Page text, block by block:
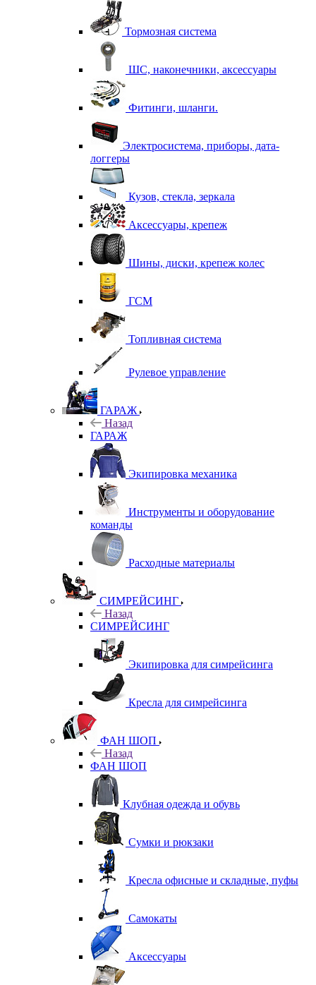
Тормозная система
ШС, наконечники, аксессуары
Фитинги, шланги.
Электросистема, приборы, дата-
логгеры
Кузов, стекла, зеркала
Аксессуары, крепеж
Шины, диски, крепеж колес
ГСМ
Топливная система
Рулевое управление
ГАРАЖ
Назад
ГАРАЖ
Экипировка механика
Инструменты и оборудование
команды
Расходные материалы
СИМРЕЙСИНГ
Назад
СИМРЕЙСИНГ
Экипировка для симрейсинга
Кресла для симрейсинга
ФАН ШОП
Назад
ФАН ШОП
Клубная одежда и обувь
Сумки и рюкзаки
Кресла офисные и складные, пуфы
Самокаты
Аксессуары